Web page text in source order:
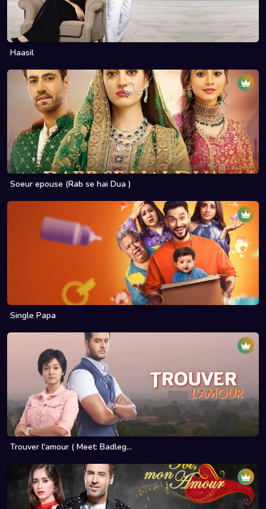
Haasil
Soeur epouse (Rab se hai Dua )
Single Papa
Trouver l'amour ( Meet: Badleg...